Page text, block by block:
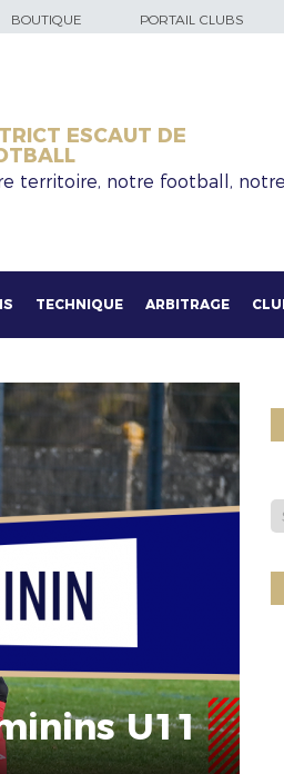
BOUTIQUE PORTAIL CLUBS
ESCAUT DE
territoire, notre football,
TECHNIQUE ARBITRAGE
U11